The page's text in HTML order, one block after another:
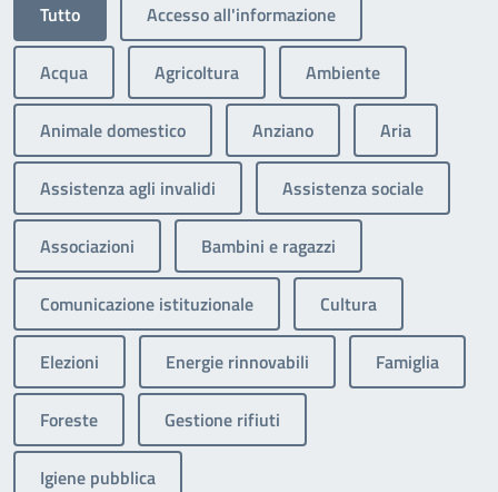
Tutto Accesso all'informazione
Acqua Agricoltura Ambiente
Animale domestico Anziano Aria
Assistenza agli invalidi Assistenza sociale
Associazioni Bambini e ragazzi
Comunicazione istituzionale Cultura
Elezioni Energie rinnovabili Famiglia
Foreste Gestione rifiuti
Igiene pubblica